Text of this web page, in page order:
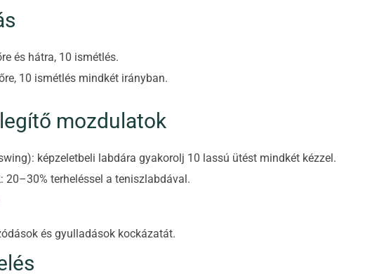
és hátra, 10 ismétlés.
10 ismétlés mindkét irányban.
mozdulatok
képzeletbeli labdára gyakorolj 10 lassú ütést mindkét kézzel.
20–30% terheléssel a teniszlabdával.
és gyulladások kockázatát.